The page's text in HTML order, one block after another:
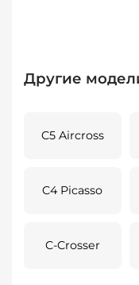
Другие
C5 Aircross
C4 Picasso
C-Crosser